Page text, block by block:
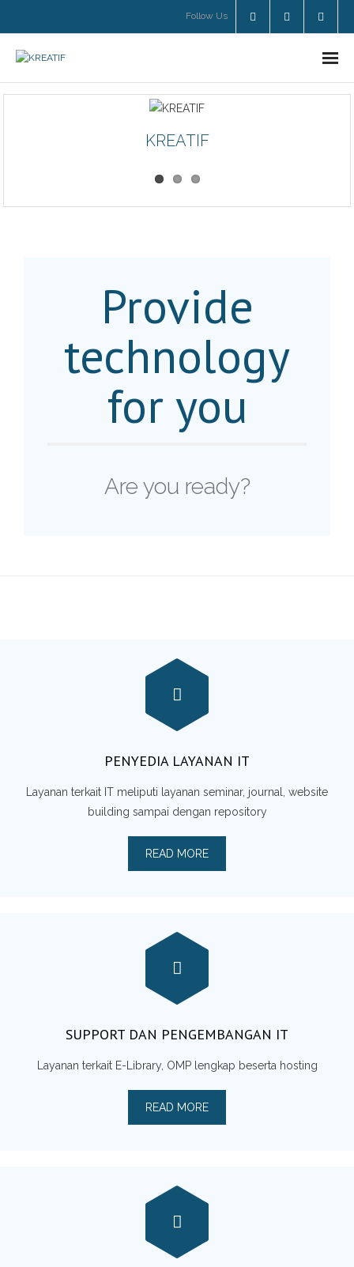
Follow Us
- SUPPORT DAN PENGEMBANGAN IT
- CALENDAR EVENT
KREATIF
Provide
technology
for you
Are you ready?
PENYEDIA LAYANAN IT
Layanan terkait IT meliputi layanan seminar, journal, website
building sampai dengan repository
READ MORE
SUPPORT DAN PENGEMBANGAN IT
Layanan terkait E-Library, OMP lengkap beserta hosting
READ MORE